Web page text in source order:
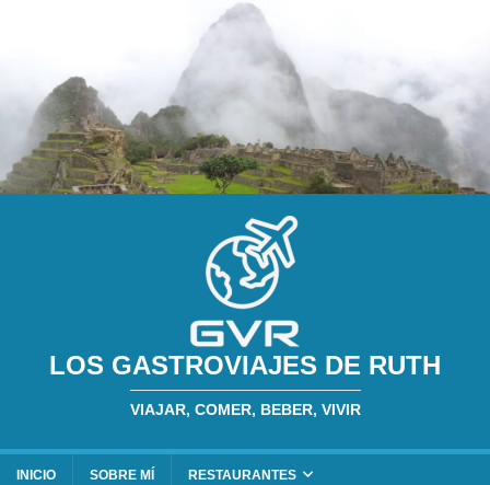
LOS GASTROVIAJES DE RUTH
VIAJAR, COMER, BEBER, VIVIR
INICIO SOBRE MÍ RESTAURANTES